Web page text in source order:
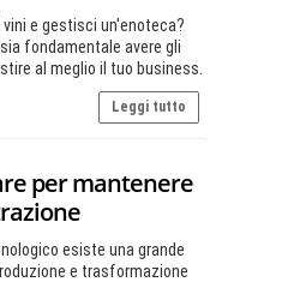
e gestisci un'enoteca?
fondamentale avere gli
al meglio il tuo business.
Leggi tutto
per mantenere
esiste una grande
e trasformazione